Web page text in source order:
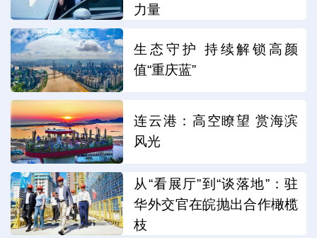
力量
生态守护 持续解锁高颜
值“重庆蓝”
连云港：高空瞭望 赏海滨
风光
从“看展厅”到“谈落地”：驻
华外交官在皖抛出合作橄榄
枝